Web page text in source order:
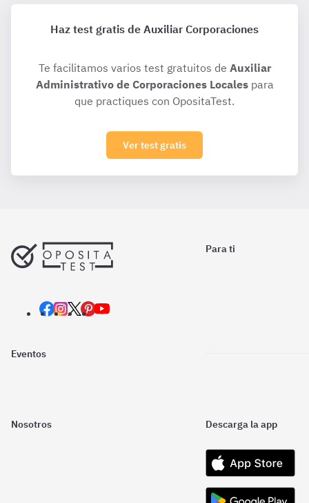
Haz test gratis de Auxiliar Corporaciones
Te facilitamos varios test gratuitos de Auxiliar
Administrativo de Corporaciones Localespara
que practiques con OpositaTest.
Ver test gratis
Para ti
Eventos
Nosotros Descarga la app